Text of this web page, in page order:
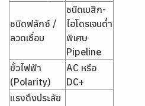
ชนิดฟลักซ์ /
ลวดเชื่อม
ชนิดเบสิก-
ไฮโดรเจนต่ำ
พิเศษ
Pipeline
ขั้วไฟฟ้า
(Polarity)
AC หรือ
DC+
แรงดึงประลัย